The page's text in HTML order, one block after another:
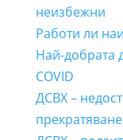
неизбежни
Работи ли
Най-добрата
COVID
ДСВХ –